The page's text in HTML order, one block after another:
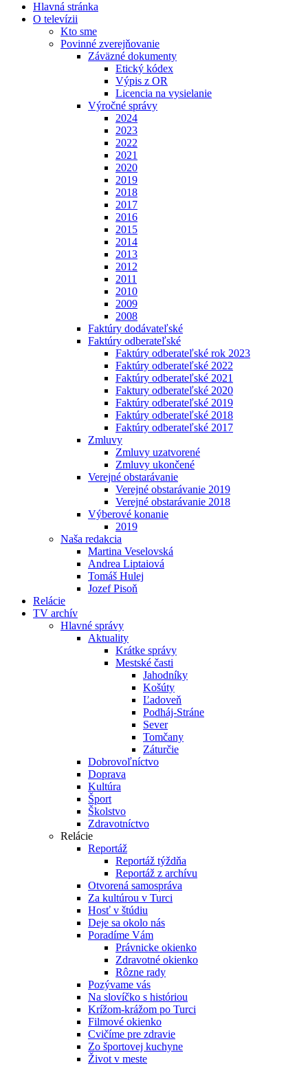
Hlavná stránka
O televízii
Kto sme
Povinné zverejňovanie
Záväzné dokumenty
Etický kódex
Výpis z OR
Licencia na vysielanie
Výročné správy
2024
2023
2022
2021
2020
2019
2018
2017
2016
2015
2014
2013
2012
2011
2010
2009
2008
Faktúry dodávateľské
Faktúry odberateľské
Faktúry odberateľské rok 2023
Faktúry odberateľské 2022
Faktúry odberateľské 2021
Faktury odberateľské 2020
Faktúry odberateľské 2019
Faktúry odberateľské 2018
Faktúry odberateľské 2017
Zmluvy
Zmluvy uzatvorené
Zmluvy ukončené
Verejné obstarávanie
Verejné obstarávanie 2019
Verejné obstarávanie 2018
Výberové konanie
2019
Naša redakcia
Martina Veselovská
Andrea Liptaiová
Tomáš Hulej
Jozef Pisoň
Relácie
TV archív
Hlavné správy
Aktuality
Krátke správy
Mestské časti
Jahodníky
Košúty
Ľadoveň
Podháj-Stráne
Sever
Tomčany
Záturčie
Dobrovoľníctvo
Doprava
Kultúra
Šport
Školstvo
Zdravotníctvo
Relácie
Reportáž
Reportáž týždňa
Reportáž z archívu
Otvorená samospráva
Za kultúrou v Turci
Hosť v štúdiu
Deje sa okolo nás
Poradíme Vám
Právnicke okienko
Zdravotné okienko
Rôzne rady
Pozývame vás
Na slovíčko s históriou
Krížom-krážom po Turci
Filmové okienko
Cvičíme pre zdravie
Zo športovej kuchyne
Život v meste